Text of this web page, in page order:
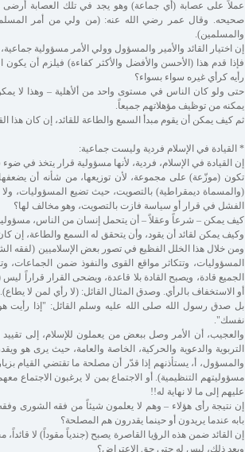
عملاً على عصابة (أي جماعة) وهو يجد في تلك العصابة أرضى
صحيحه. وقال عمر رضي الله عنه: (من ولي من أمر
والمسلمين).
إن اختيار القائد والأمير والمسؤول وولي الأمر مسؤولية
فإذا قدم هذا (الأحسن والأفضل والأكثر كفاءة) فيلزم أن يكون
رأيه كرأي غيره سواء بسواء؟
حتى ولو كان الناس في مستوى واحد من ألأهلية – وهذا لا
يمكنه من توظيف مؤهلاتهم جميعاً.
ثم كيف يمكن أن يقوم مبدأ السمع والطاعة للقائد، إن كان هذا
* القيادة في الإسلام فردية وليست جماعية:
إن القيادة في الإسلام، فردية، لأنها مسؤولية قرار يتخذ في
تكون (موزّعة) على مجموعة، لأن توزيعها، من شأنه أن
(والمسماة ديمقراطية) بالتصويت، حيث تضيع المسؤوليات،
الفشل في قرار أو سياسة فازت بالتصويت، وهو مخالف لها؟
كيف يمكن – شرعاً وعقلاً – أن يتحمل إنسان من الناس، مسؤولية
وكيف يمكن لقائد أن يقود، وأن يتحقق له السمع والطاعة، إن
ومن خلال هذا الخلل الفظيع في تصور بعض الإسلاميين (لفقه
المسؤوليات، وتتكاثر مواقع القوى والنفوذ ضمن
الجميع قادة، ويصبح القادة بلا قاعدة، ويضحى القرار قراراً
أو الاستخفاف بالرأي. وصدق المثال القائل: (لا رأي لمن لا يطاع).
بل صدق رسول الله صلى الله عليه وسلم القائل: "إذا رأيت
نفسك".
والعجيب، أن الأمر وصل ببعض من يعملون للإسلام، إلى تقييد
التربوية والدعوية والحركية، الخاصة والعامة، حيث يرى هو
والمسؤول، أ، يستأذنهم إذا قدّر أن مصلحة ما تقتضي القيام
مسؤوليتهم التنظيمية). أو الاجتماع بمن لا يرغبون الاجتماع
عليهم إلى ما لا نهاية له!!
إن نتيجة رأى هؤلاء – وهم لا يعلمون شيئاً من فقه الشورى
بابه عندما يريدون أو حينما يقدرون هم المصلحة؟
إن القائد ضمن هذه الرؤيا القاصرة يصبح (جندياً مقوداً) لا
وبعد ذلك، ليس له حتى حق الاعتراض؟